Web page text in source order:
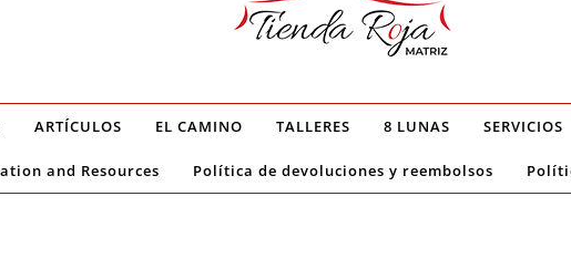
ARTÍCULOS EL CAMINO TALLERES 8 LUNAS SERVICIOS
and Resources Política de devoluciones y reembolsos